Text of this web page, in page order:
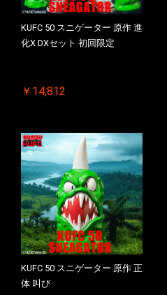
KUFC 50 スニゲーター 原作 進
化X DXセット 初回限定
￥14,812
KUFC 50 スニゲーター 原作 正
体 叫び